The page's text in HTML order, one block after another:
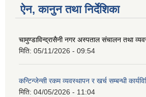
ऐन, कानुन तथा निर्देशिका
चामुण्डाविन्द्रासैनी नगर अस्पताल संचालन तथा
मिति: 05/11/2026 - 09:54
कन्टिन्जेन्सी रकम व्यवस्थापन र खर्च सम्बन्धी
मिति: 04/05/2026 - 11:04